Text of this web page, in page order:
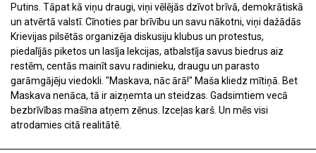
Putins. Tāpat kā viņu draugi, viņi vēlējās dzīvot brīvā, demokrātiskā
un atvērtā valstī. Cīnoties par brīvību un savu nākotni, viņi dažādās
Krievijas pilsētās organizēja diskusiju klubus un protestus,
piedalījās piketos un lasīja lekcijas, atbalstīja savus biedrus aiz
restēm, centās mainīt savu radinieku, draugu un parasto
garāmgājēju viedokli. "Maskava, nāc ārā!" Maša kliedz mītiņā. Bet
Maskava nenāca, tā ir aizņemta un steidzas. Gadsimtiem vecā
bezbrīvības mašīna atņem zēnus. Izceļas karš. Un mēs visi
atrodamies citā realitātē.